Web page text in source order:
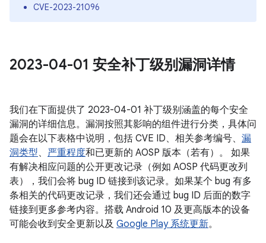
CVE-2023-21096
2023-04-01 安全补丁级别漏洞详情
我们在下面提供了 2023-04-01 补丁级别涵盖的每个安全
漏洞的详细信息。漏洞按照其影响的组件进行分类，具体问
题会在以下表格中说明，包括 CVE ID、相关参考编号、 漏
洞类型、 严重程度和已更新的 AOSP 版本（若有）。 如果
有解决相应问题的公开更改记录（例如 AOSP 代码更改列
表），我们会将 bug ID 链接到该记录。如果某个 bug 有多
条相关的代码更改记录，我们还会通过 bug ID 后面的数字
链接到更多参考内容。搭载 Android 10 及更高版本的设备
可能会收到安全更新以及 Google Play 系统更新。